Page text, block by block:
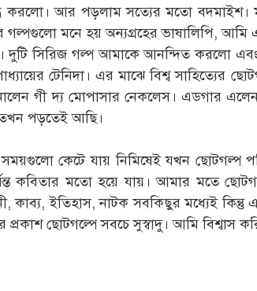
করলো। আর পড়লাম সত্যের মতো বদমাইশ।
মনে হয় অন্যগ্রহের ভাষালিপি, আমি
দুটি সিরিজ গল্প আমাকে আনন্দিত করলো
টেনিদা। এর মাঝে বিশ্ব সাহিত্যের
গী দ্য মোপাসার নেকলেস। এডগার
তখন পড়তেই আছি।
কেটে যায় নিমিষেই যখন ছোটগল্প
কবিতার মতো হয়ে যায়। আমার মতে
কাব্য, ইতিহাস, নাটক সবকিছুর মধ্যেই
ছোটগল্পে সবচে সুস্বাদু। আমি বিশ্বাস